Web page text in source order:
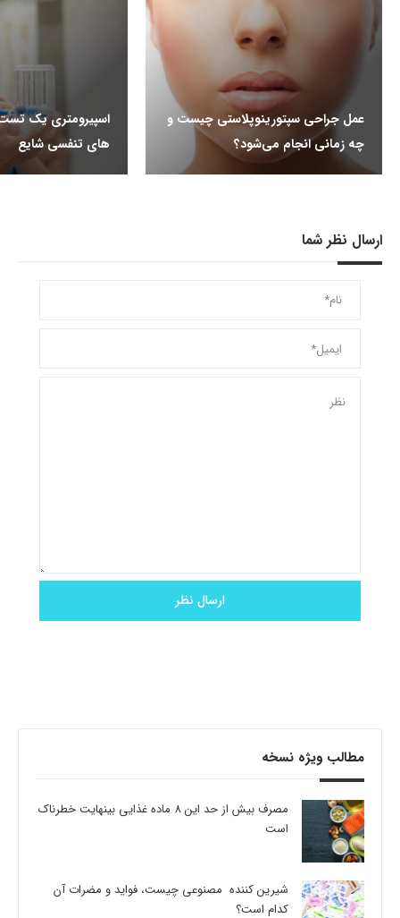
عمل جراحی سپتورینوپلاستی چیست و
چه زمانی انجام می‌شود؟
اسپیرومتری یک تست
های تنفسی شایع
ارسال نظر شما
مطالب ویژه نسخه
مصرف بیش از حد این 8 ماده غذایی بینهایت خطرناک
است
شیرین کننده مصنوعی چیست، فواید و مضرات آن
کدام است؟